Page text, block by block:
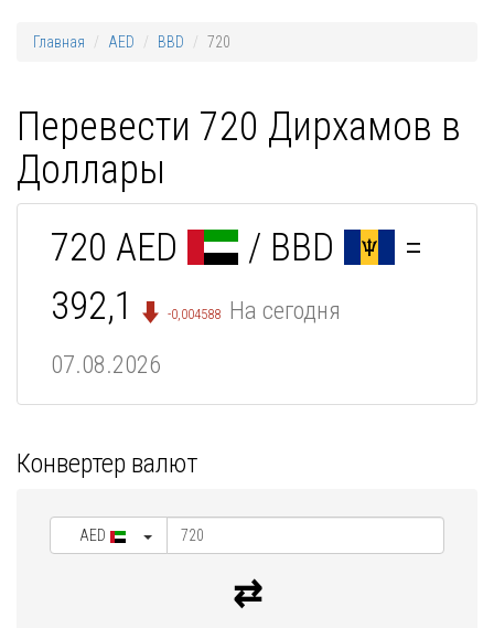
Главная AED BBD 720
Перевести 720 Дирхамов в
Доллары
720 AED / BBD
=
392,1
-0,004588 На сегодня
07.08.2026
Конвертер валют
AED